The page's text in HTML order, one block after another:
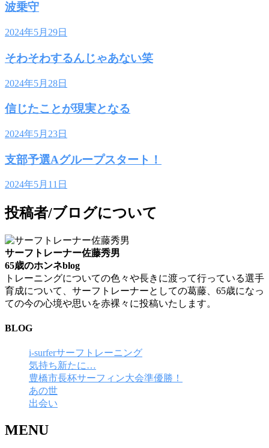
波乗守
2024年5月29日
そわそわするんじゃあない笑
2024年5月28日
信じたことが現実となる
2024年5月23日
支部予選Aグループスタート！
2024年5月11日
投稿者/ブログについて
サーフトレーナー佐藤秀男
65歳のホンネblog
トレーニングについての色々や長きに渡って行っている選手
育成について、サーフトレーナーとしての葛藤、65歳になっ
ての今の心境や思いを赤裸々に投稿いたします。
BLOG
i-surferサーフトレーニング
気持ち新たに…
豊橋市長杯サーフィン大会準優勝！
あの世
出会い
MENU